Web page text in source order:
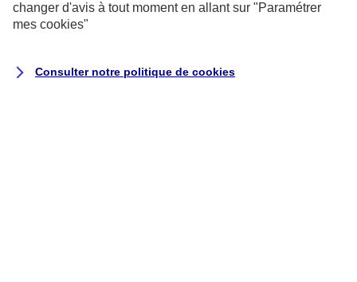
changer d'avis à tout moment en allant sur "Paramétrer
mes cookies"
Consulter notre politique de cookies